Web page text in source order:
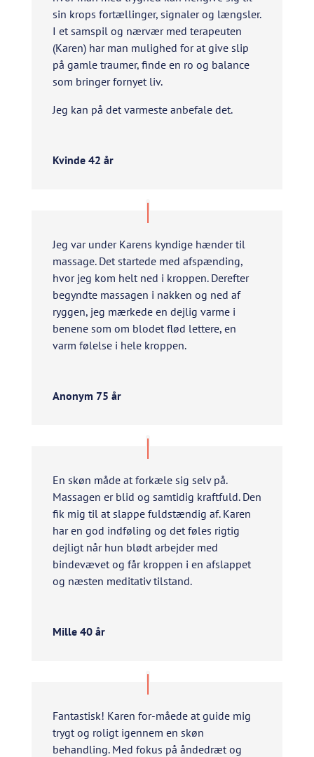
sin krops fortællinger, signaler og længsler.
I et samspil og nærvær med terapeuten
(Karen) har man mulighed for at give slip
på gamle traumer, finde en ro og balance
som bringer fornyet liv.
Jeg kan på det varmeste anbefale det.
Kvinde 42 år
Jeg var under Karens kyndige hænder til
massage. Det startede med afspænding,
hvor jeg kom helt ned i kroppen. Derefter
begyndte massagen i nakken og ned af
ryggen, jeg mærkede en dejlig varme i
benene som om blodet flød lettere, en
varm følelse i hele kroppen.
Anonym 75 år
En skøn måde at forkæle sig selv på.
Massagen er blid og samtidig kraftfuld. Den
fik mig til at slappe fuldstændig af. Karen
har en god indføling og det føles rigtig
dejligt når hun blødt arbejder med
bindevævet og får kroppen i en afslappet
og næsten meditativ tilstand.
Mille 40 år
Fantastisk! Karen for-måede at guide mig
trygt og roligt igennem en skøn
behandling. Med fokus på åndedræt og